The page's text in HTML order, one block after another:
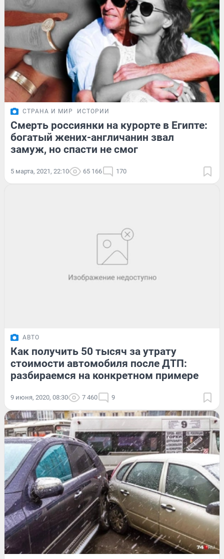
СТРАНА И МИР ИСТОРИИ
Смерть россиянки на курорте в Египте:
богатый жених-англичанин звал
замуж, но спасти не смог
5 марта, 2021, 22:10 65 166 170
АВТО
Как получить 50 тысяч за утрату
стоимости автомобиля после ДТП:
разбираемся на конкретном примере
9 июня, 2020, 08:30 7 460 9